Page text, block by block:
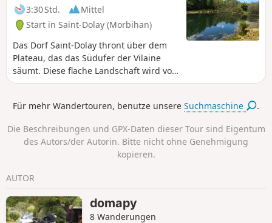
3:30 Std.
Mittel
Start in Saint-Dolay (Morbihan)
Das Dorf Saint-Dolay thront über dem
Plateau, das das Südufer der Vilaine
säumt. Diese flache Landschaft wird von
einem Tal mit teilweise steilen Hängen
Moulin Neuf fließt. Während die Hänge
bedeckt sind, prägen Sümpfe und
Moore den Talgrund. Zu dieser
Pflanzenvielfalt kommt eine
bemerkenswerte geologische Vielfalt
hinzu, sodass es viele Gründe gibt,
diese Route zu erkunden.
Für mehr Wandertouren, benutze unsereSuchmaschine .
Die Beschreibungen und GPX-Daten dieser Tour sind Eigentum
des Autors/der Autorin. Bitte nicht ohne Genehmigung
kopieren.
AUTOR
domapy
8 Wanderungen